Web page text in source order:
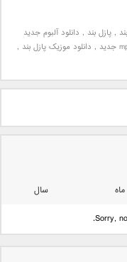
, پازل بند , دانلود آلبوم جدید
, دانلود موزیک پازل بند ,
ماه
سال
Sorry,